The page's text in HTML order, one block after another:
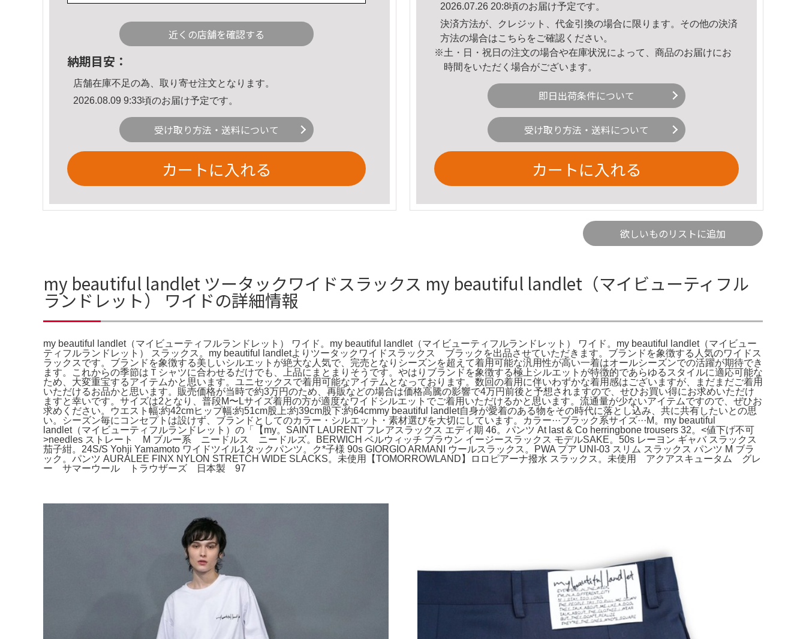
近くの店舗を確認する
納期目安：
店舗在庫不足の為、取り寄せ注文となります。
2026.08.09 9:33頃のお届け予定です。
受け取り方法・送料について
カートに入れる
2026.07.26 20:8頃のお届け予定です。
決済方法が、クレジット、代金引換の場合に限ります。その他の決済
方法の場合はこちら をご確認ください。
※土・日・祝日の注文の場合や在庫状況によって、商品のお届けにお
時間をいただく場合がございます。
即日出荷条件について
受け取り方法・送料について
カートに入れる
欲しいものリストに追加
my beautiful landlet ツータックワイドスラックス my beautiful landlet（マイビューティフル
ランドレット） ワイドの詳細情報
my beautiful landlet（マイビューティフルランドレット） ワイド。my beautiful landlet（マイビューティフルランドレット） ワイド。my beautiful landlet（マイビュー
ティフルランドレット） スラックス。my beautiful landletよりツータックワイドスラックス ブラックを出品させていただきます。ブランドを象徴する人気のワイドス
ラックスです。ブランドを象徴する美しいシルエットが絶大な人気で、完売となりシーズンを超えて着用可能な汎用性が高い一着はオールシーズンでの活躍が期待でき
ます。これからの季節はＴシャツに合わせるだけでも、上品にまとまりそうです。やはりブランドを象徴する極上シルエットが特徴的であらゆるスタイルに適応可能な
ため、大変重宝するアイテムかと思います。ユニセックスで着用可能なアイテムとなっております。数回の着用に伴いわずかな着用感はございますが、まだまだご着用
いただけるお品かと思います。販売価格が当時で約3万円のため、再販などの場合は価格高騰の影響で4万円前後と予想されますので、せひお買い得にお求めいただけ
ますと幸いです。サイズは2となり、普段M〜Lサイズ着用の方が適度なワイドシルエットでご着用いただけるかと思います。流通量が少ないアイテムですので、ぜひお
求めください。ウエスト幅:約42cmヒップ幅:約51cm股上:約39cm股下:約64cmmy beautiful landlet自身が愛着のある物をその時代に落とし込み、共に共有したいとの思
い。シーズン毎にコンセプトは設けず、ブランドとしてのカラー・シルエット・素材選びを大切にしています。カラー···ブラック系サイズ···M。my beautiful
landlet（マイビューティフルランドレット）の「【my。SAINT LAURENT フレアスラックス エディ期 46。パンツ At last & Co herringbone trousers 32。<値下げ不可
>needles ストレート M ブルー系 ニードルス ニードルズ。BERWICH ベルウィッチ ブラウン イージースラックス モデルSAKE。50s レーヨン ギャバ スラックス
茄子紺。24S/S Yohji Yamamoto ワイドツイル1タックパンツ。ク*子様 90s GIORGIO ARMANI ウールスラックス。PWA プア UNI-03 スリム スラックス パンツ M ブラ
ック。パンツ AURALEE FINX NYLON STRETCH WIDE SLACKS。未使用【TOMORROWLAND】ロロピアーナ撥水 スラックス。未使用 アクアスキュータム グレ
ー サマーウール トラウザーズ 日本製 97